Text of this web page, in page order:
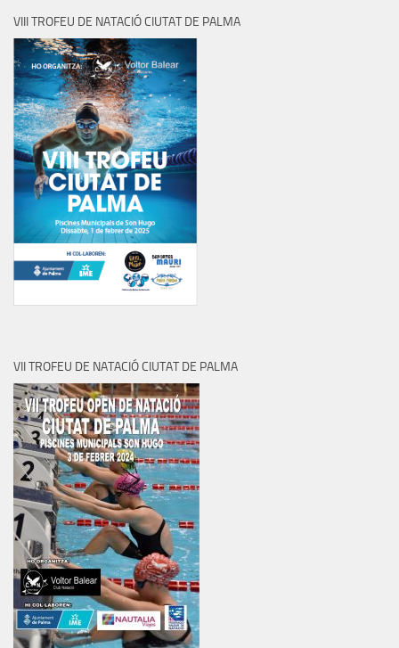
VIII TROFEU DE NATACIÓ CIUTAT DE PALMA
VII TROFEU DE NATACIÓ CIUTAT DE PALMA